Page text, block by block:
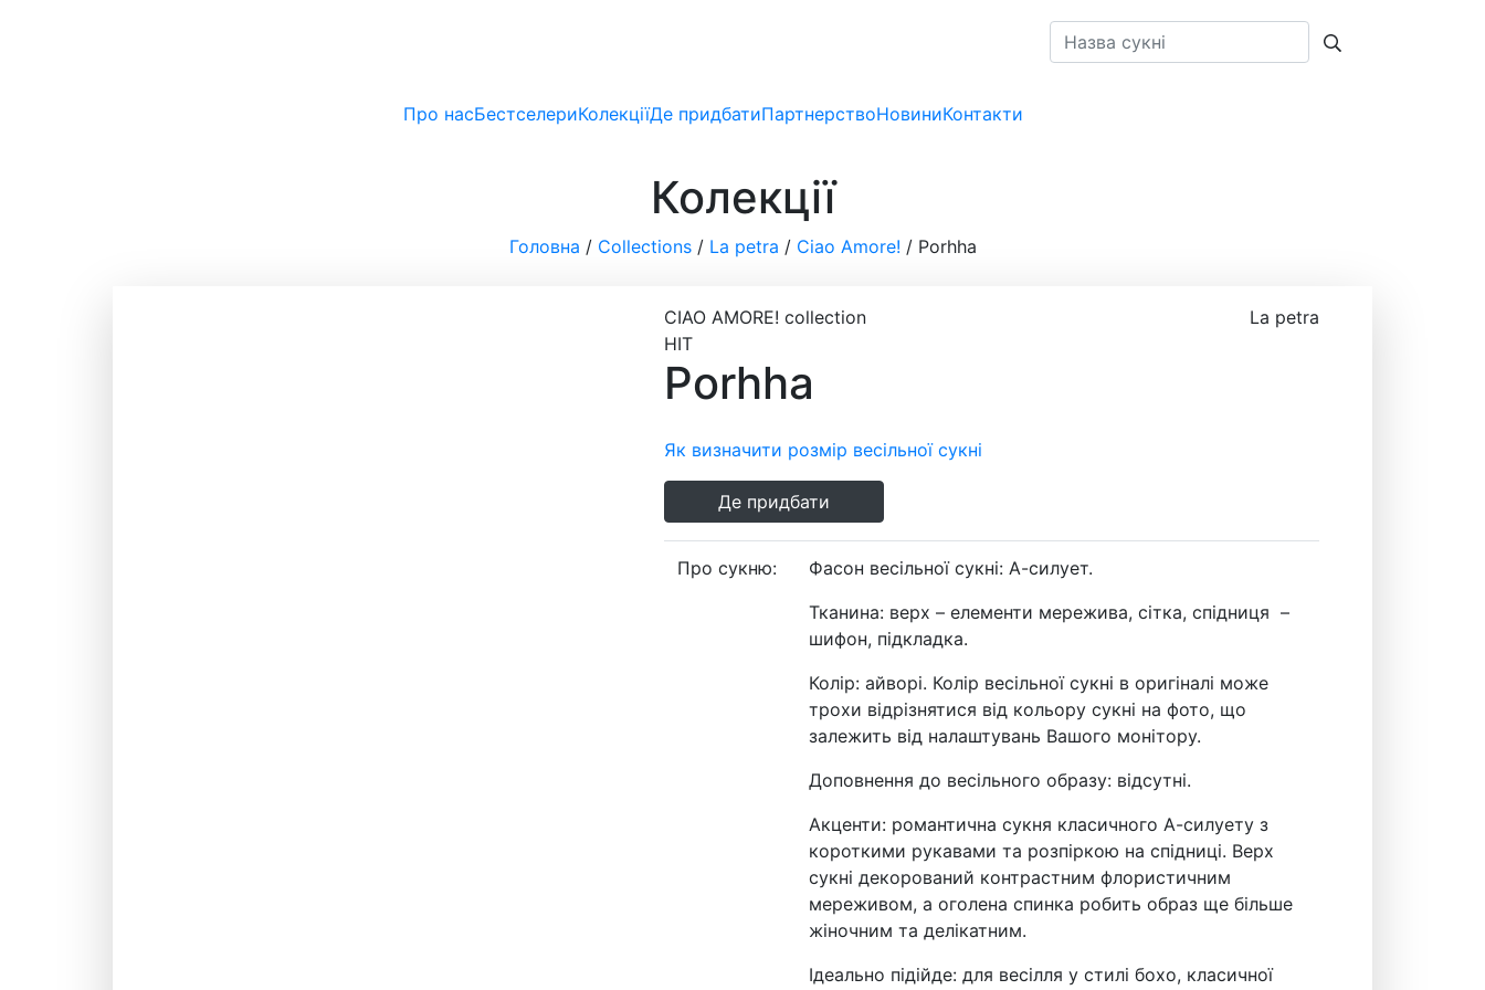
Про насБестселериКолекціїДе придбатиПартнерствоНовиниКонтакти
Колекції
Головна / Collections/ La petra / Ciao Amore! / Porhha
CIAO AMORE! collection
La petra
HIT
Porhha
Як визначити розмір весільної сукні
Де придбати
Про сукню:
Фасон весільної сукні: А-силует.
Тканина: верх – елементи мережива, сітка, спідниця –
шифон, підкладка.
Колір: айворі. Колір весільної сукні в оригіналі може
трохи відрізнятися від кольору сукні на фото, що
залежить від налаштувань Вашого монітору.
Доповнення до весільного образу: відсутні.
Акценти: романтична сукня класичного А-силуету з
короткими рукавами та розпіркою на спідниці. Верх
сукні декорований контрастним флористичним
мереживом, а оголена спинка робить образ ще більше
жіночним та делікатним.
Ідеально підійде: для весілля у стилі бохо, класичної